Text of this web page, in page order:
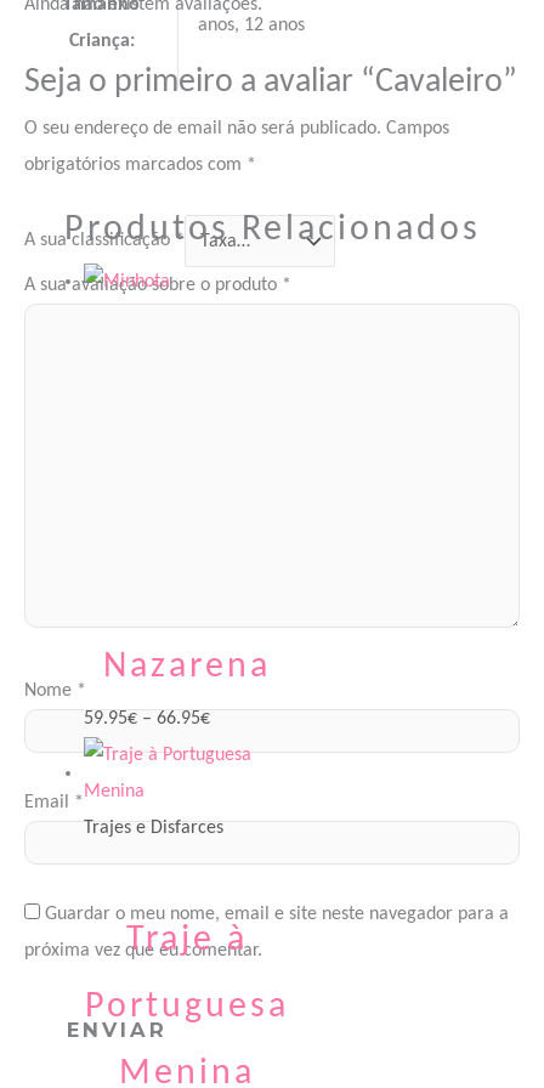
Tamanho
Criança:
anos, 12 anos
Ainda não existem avaliações.
Seja o primeiro a avaliar “Cavaleiro”
O seu endereço de email não será publicado. Campos
obrigatórios marcados com *
A sua classificação *
A sua avaliação sobre o produto *
Nome *
Email *
Guardar o meu nome, email e site neste navegador para a
próxima vez que eu comentar.
Produtos Relacionados
Nazarena
59.95€ – 66.95€
Trajes e Disfarces
Traje à
Portuguesa
Menina